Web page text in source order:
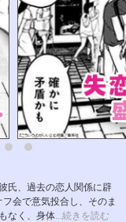
氏、過去の恋人関係に辟
会で意気投合し、そのま
なく、身体 ...続きを読む